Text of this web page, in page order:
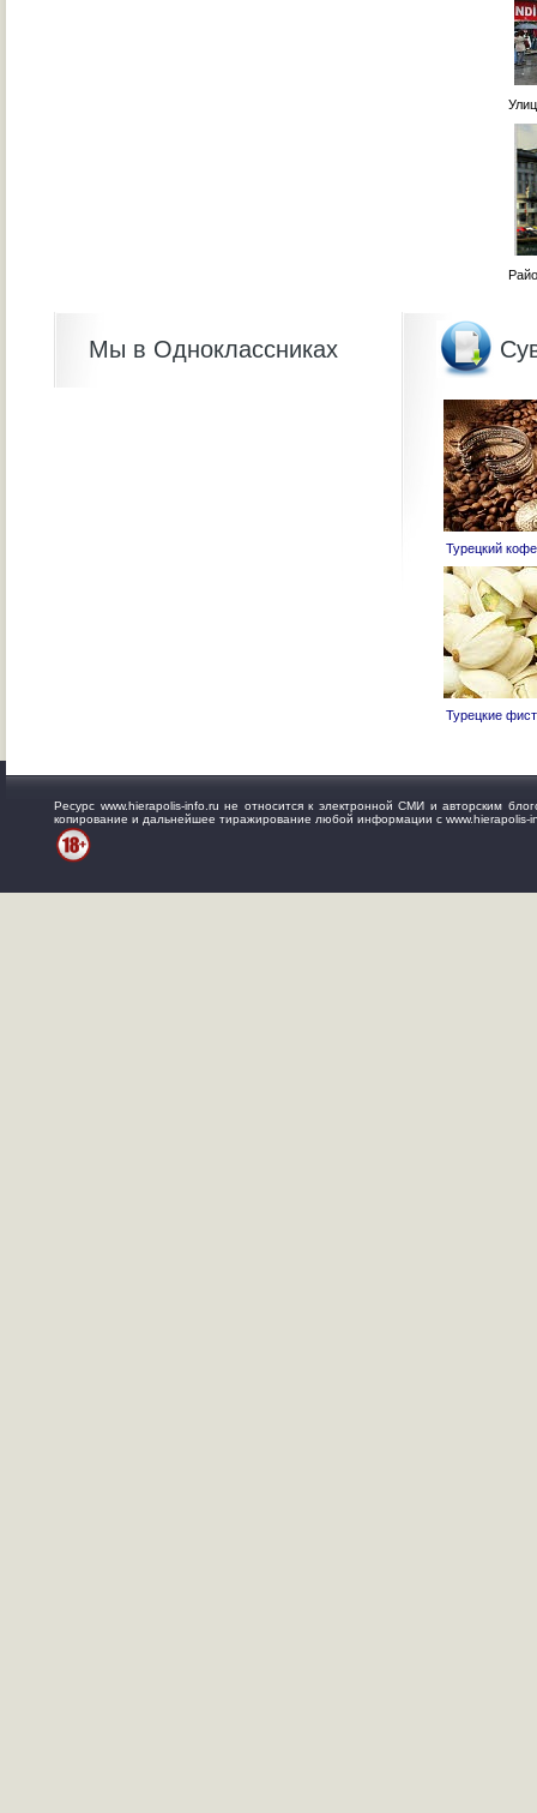
Мы в Одноклассниках
Турецкий кофе
Турецкие
Ресурс www.hierapolis-info.ru не относится к электронной СМИ и авторским
копирование и дальнейшее тиражирование любой информации с www.hierapolis-